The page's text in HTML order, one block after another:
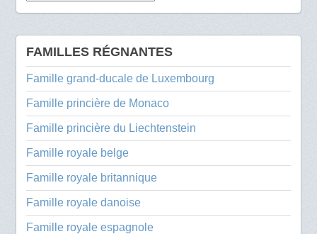
FAMILLES RÉGNANTES
Famille grand-ducale de Luxembourg
Famille princière de Monaco
Famille princière du Liechtenstein
Famille royale belge
Famille royale britannique
Famille royale danoise
Famille royale espagnole